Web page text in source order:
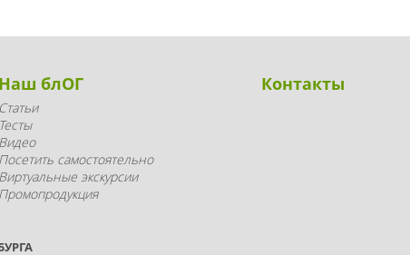
Наш блОГ
Статьи
Тесты
Видео
Посетить самостоятельно
Виртуальные экскурсии
Промопродукция
Контакты